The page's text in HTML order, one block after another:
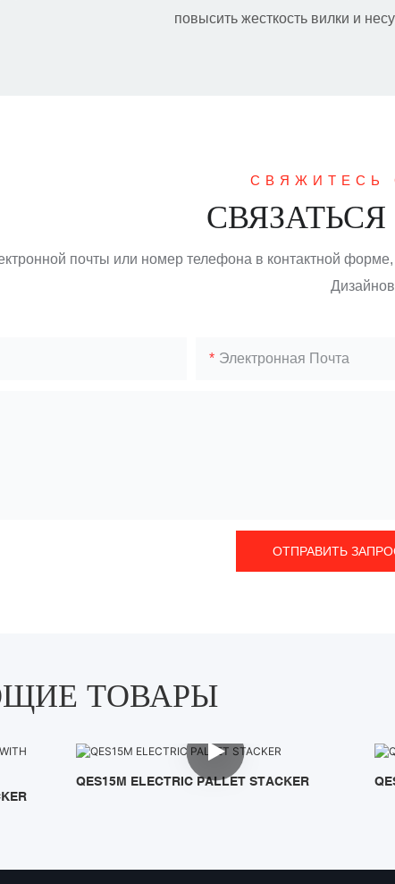
повысить жесткость вилки и
СВЯЖИТЕСЬ
почты или номер телефона в контактной
Электронная Почта
ОТПРАВИТЬ
ТОВАРЫ
QES15M ELECTRIC PALLET STACKER